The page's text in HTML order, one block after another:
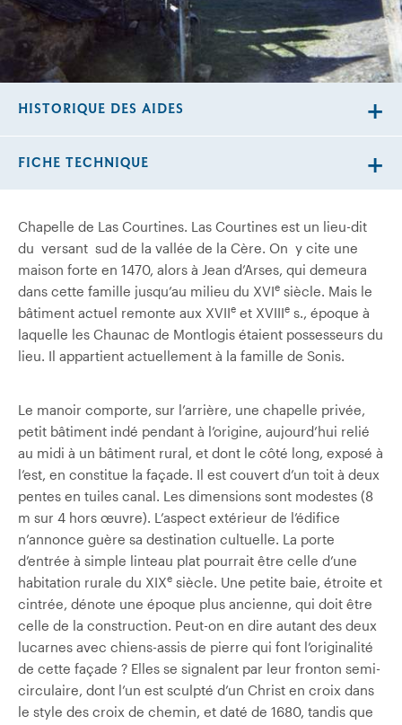
Chapelle de Las Courtines. Las Courtines est un lieu-dit
du versant sud de la vallée de la Cère. On y cite une
maison forte en 1470, alors à Jean d’Arses, qui demeura
dans cette famille jusqu’au milieu du XVIe siècle. Mais le
bâtiment actuel remonte aux XVIIe et XVIIIe s., époque à
laquelle les Chaunac de Montlogis étaient possesseurs du
lieu. Il appartient actuellement à la famille de Sonis.
Le manoir comporte, sur l’arrière, une chapelle privée,
petit bâtiment indé­ pendant à l’origine, aujourd’hui relié
au midi à un bâtiment rural, et dont le côté long, exposé à
l’est, en constitue la façade. Il est couvert d’un toit à deux
pentes en tuiles canal. Les dimensions sont modestes (8
m sur 4 hors œuvre). L’aspect extérieur de l’édifice
n’annonce guère sa destination cultuelle. La porte
d’entrée à simple linteau plat pourrait être celle d’une
habitation rurale du XIXe siècle. Une petite baie, étroite et
cintrée, dénote une époque plus ancienne, qui doit être
celle de la construction. Peut-on en dire autant des deux
lucarnes avec chiens-assis de pierre qui font l’originalité
de cette façade ? Elles se signalent par leur fronton semi-
circulaire, dont l’un est sculpté d’un Christ en croix dans
le style des croix de chemin, et daté de 1680, tandis que
HISTORIQUE DES AIDES
FICHE TECHNIQUE